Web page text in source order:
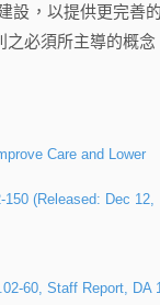
設，以提供更完善
必須所主導的概念
Care and Lower
(Released: Dec 12,
60, Staff Report, DA